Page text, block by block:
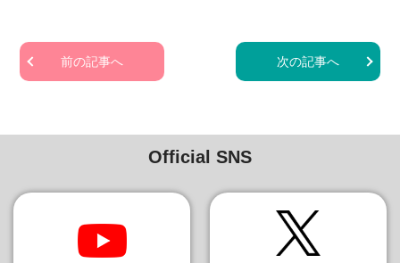
前の記事へ 次の記事へ
Official SNS